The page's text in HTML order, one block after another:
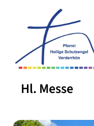
Hl. Messe